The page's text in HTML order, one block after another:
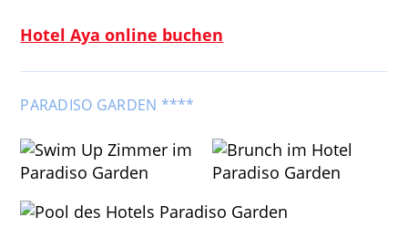
Hotel Aya online buchen
PARADISO GARDEN ****